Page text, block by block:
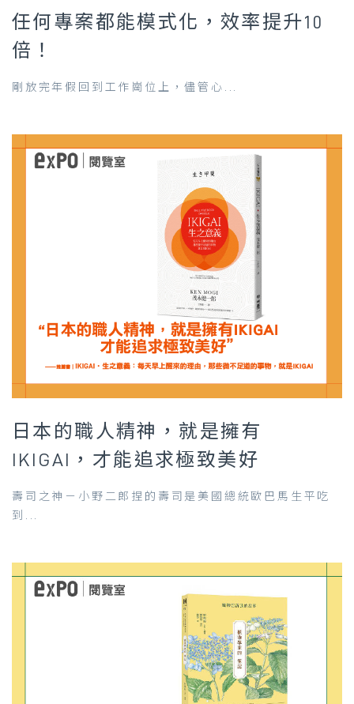
任何專案都能模式化，效率提升10
倍！
剛放完年假回到工作崗位上，儘管心...
日本的職人精神，就是擁有
IKIGAI，才能追求極致美好
壽司之神－小野二郎捏的壽司是美國總統歐巴馬生平吃
到...